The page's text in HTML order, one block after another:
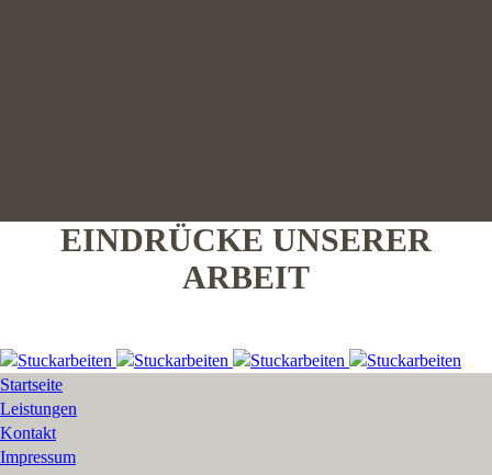
EINDRÜCKE UNSERER
ARBEIT
Startseite
Leistungen
Kontakt
Impressum